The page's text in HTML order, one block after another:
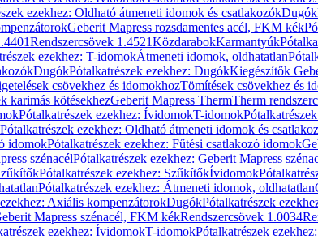
ezekhez: Oldható átmeneti idomok és csatlakozókDugók
Geberit Mapress rozsdamentes acél, FKM kék
Rendszercsövek 1.4521KözdarabokKarmantyúk
ezekhez: T-idomokÁtmeneti idomok, oldhatatlan
DugókPótalkatrészek ezekhez: DugókKiegészítők
csövekhez és idomokhozTömítések csövekhez és
karimás kötésekhezGeberit Mapress ThermTherm
Pótalkatrészek ezekhez: ÍvidomokT-idomok
Pótalkatrészek ezekhez: Oldható átmeneti idomok és
idomokPótalkatrészek ezekhez: Fűtési csatlakozó idomok
szénacélPótalkatrészek ezekhez: Geberit Mapress
Pótalkatrészek ezekhez: SzűkítőkÍvidomok
Pótalkatrészek ezekhez: Átmeneti idomok, oldhatatlan
Axiális kompenzátorokDugókPótalkatrészek
Mapress szénacél, FKM kékRendszercsövek 1.0034
ezekhez: ÍvidomokT-idomokPótalkatrészek